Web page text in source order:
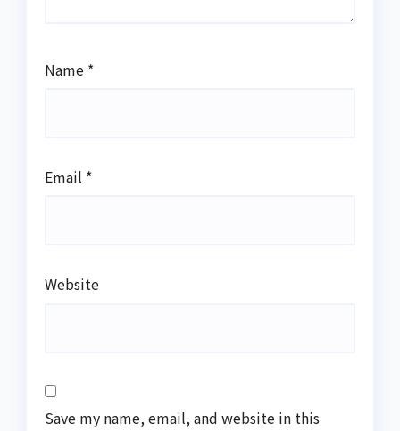
Name *
Email *
Website
Save my name, email, and website in this